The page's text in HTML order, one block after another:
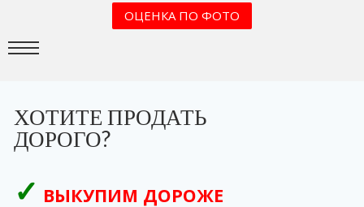
ОЦЕНКА ПО ФОТО
ХОТИТЕ ПРОДАТЬ
ДОРОГО?
ВЫКУПИМ ДОРОЖЕ